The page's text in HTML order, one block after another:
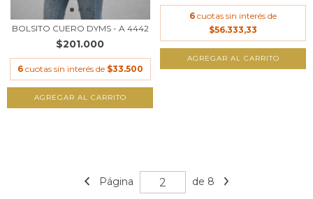
BOLSITO CUERO DYMS - A 4442
$201.000
6 cuotas sin interés de $33.500
AGREGAR AL CARRITO
6 cuotas sin interés de
$56.333,33
AGREGAR AL CARRITO
Página de 8